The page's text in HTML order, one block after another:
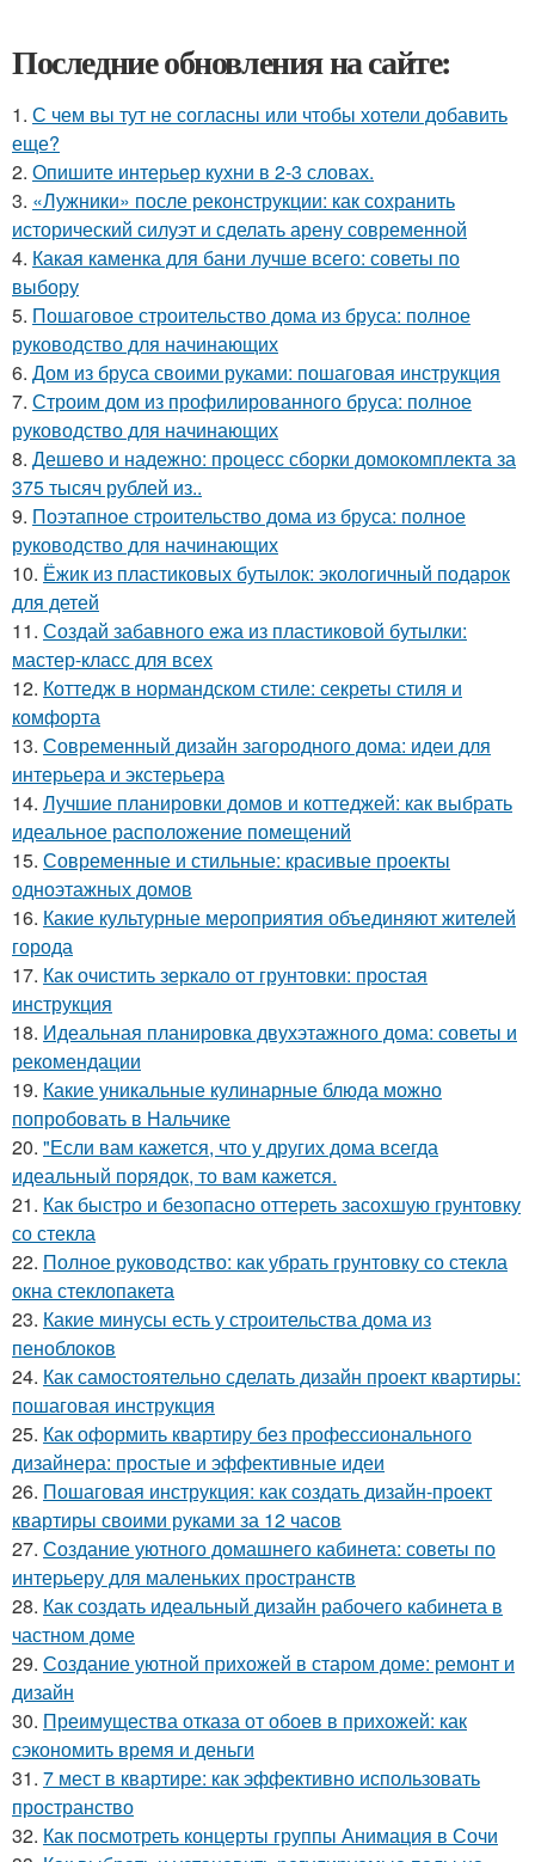
Последние обновления на сайте:
1. С чем вы тут не согласны или чтобы хотели добавить
еще?
2. Опишите интерьер кухни в 2-3 словах.
3. «Лужники» после реконструкции: как сохранить
исторический силуэт и сделать арену современной
4. Какая каменка для бани лучше всего: советы по
выбору
5. Пошаговое строительство дома из бруса: полное
руководство для начинающих
6. Дом из бруса своими руками: пошаговая инструкция
7. Строим дом из профилированного бруса: полное
руководство для начинающих
8. Дешево и надежно: процесс сборки домокомплекта за
375 тысяч рублей из..
9. Поэтапное строительство дома из бруса: полное
руководство для начинающих
10. Ёжик из пластиковых бутылок: экологичный подарок
для детей
11. Создай забавного ежа из пластиковой бутылки:
мастер-класс для всех
12. Коттедж в нормандском стиле: секреты стиля и
комфорта
13. Современный дизайн загородного дома: идеи для
интерьера и экстерьера
14. Лучшие планировки домов и коттеджей: как выбрать
идеальное расположение помещений
15. Современные и стильные: красивые проекты
одноэтажных домов
16. Какие культурные мероприятия объединяют жителей
города
17. Как очистить зеркало от грунтовки: простая
инструкция
18. Идеальная планировка двухэтажного дома: советы и
рекомендации
19. Какие уникальные кулинарные блюда можно
попробовать в Нальчике
20. "Если вам кажется, что у других дома всегда
идеальный порядок, то вам кажется.
21. Как быстро и безопасно оттереть засохшую грунтовку
со стекла
22. Полное руководство: как убрать грунтовку со стекла
окна стеклопакета
23. Какие минусы есть у строительства дома из
пеноблоков
24. Как самостоятельно сделать дизайн проект квартиры:
пошаговая инструкция
25. Как оформить квартиру без профессионального
дизайнера: простые и эффективные идеи
26. Пошаговая инструкция: как создать дизайн-проект
квартиры своими руками за 12 часов
27. Создание уютного домашнего кабинета: советы по
интерьеру для маленьких пространств
28. Как создать идеальный дизайн рабочего кабинета в
частном доме
29. Создание уютной прихожей в старом доме: ремонт и
дизайн
30. Преимущества отказа от обоев в прихожей: как
сэкономить время и деньги
31. 7 мест в квартире: как эффективно использовать
пространство
32. Как посмотреть концерты группы Анимация в Сочи